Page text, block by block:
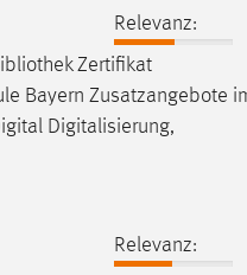
Relevanz:
Zertifikat
Bayern Zusatzangebote
Digitalisierung,
Relevanz: